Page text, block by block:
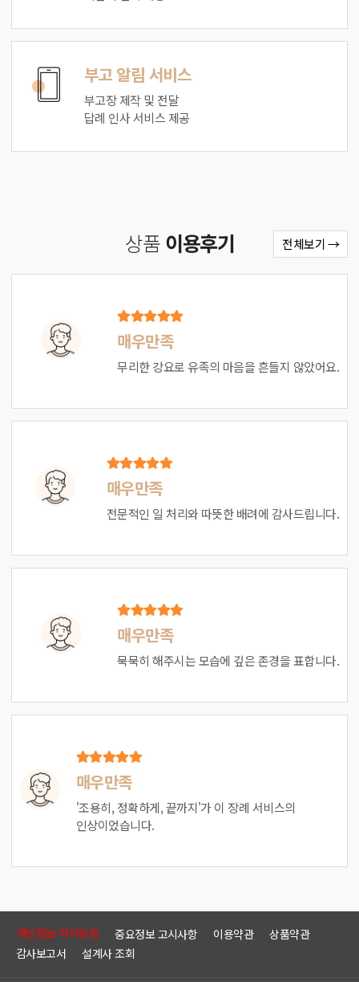
부고 알림 서비스
부고장 제작 및 전달
답례 인사 서비스 제공
상품이용후기 전체보기 →
매우만족
무리한 강요로 유족의 마음을 흔들지 않았어요.
매우만족
전문적인 일 처리와 따뜻한 배려에 감사드립니다.
매우만족
묵묵히 해주시는 모습에 깊은 존경을 표합니다.
매우만족
'조용히, 정확하게, 끝까지'가 이 장례 서비스의
인상이었습니다.
개인정보 처리방침 중요정보 고시사항 이용약관
상품약관
감사보고서
설계사 조회